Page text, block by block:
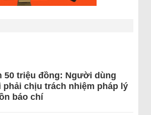
50 triệu đồng: Người dùng
phải chịu trách nhiệm pháp lý
báo chí